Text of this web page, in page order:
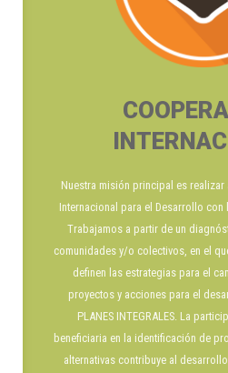
Nuestra misión principal es
Internacional para el Desarrollo
Trabajamos a partir de un
comunidades y/o colectivos, en el
definen las estrategias para el
proyectos y acciones para el
PLANES INTEGRALES. La
beneficiaria en la identificación de
alternativas contribuye al